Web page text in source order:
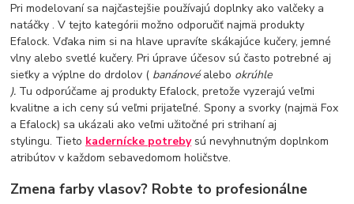
Pri modelovaní sa najčastejšie používajú doplnky ako valčeky a
natáčky . V tejto kategórii možno odporučiť najmä produkty
Efalock. Vďaka nim si na hlave upravíte skákajúce kučery, jemné
vlny alebo svetlé kučery. Pri úprave účesov sú často potrebné aj
sieťky a výplne do drdolov ( banánovéalebo okrúhle
). Tu odporúčame aj produkty Efalock, pretože vyzerajú veľmi
kvalitne a ich ceny sú veľmi prijateľné. Spony a svorky (najmä Fox
a Efalock) sa ukázali ako veľmi užitočné pri strihaní aj
stylingu. Tieto kadernícke potrebysú nevyhnutným doplnkom
atribútov v každom sebavedomom holičstve.
Zmena farby vlasov? Robte to profesionálne